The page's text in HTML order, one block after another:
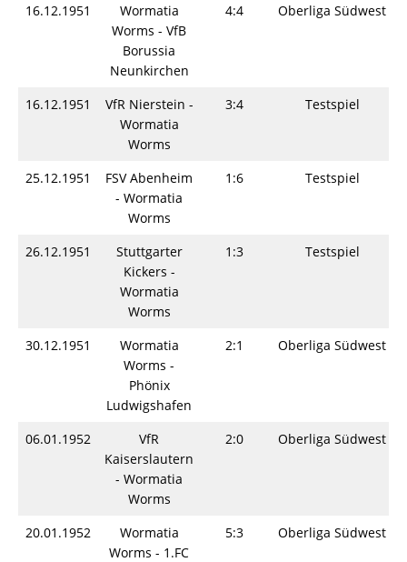
16.12.1951
Wormatia
Worms - VfB
Borussia
Neunkirchen
4:4 Oberliga Südwest
16.12.1951
VfR Nierstein -
Wormatia
Worms
3:4 Testspiel
25.12.1951
FSV Abenheim
- Wormatia
Worms
1:6 Testspiel
26.12.1951
Stuttgarter
Kickers -
Wormatia
Worms
1:3 Testspiel
30.12.1951
Wormatia
Worms -
Phönix
Ludwigshafen
2:1 Oberliga Südwest
06.01.1952
VfR
Kaiserslautern
- Wormatia
Worms
2:0 Oberliga Südwest
20.01.1952
Wormatia
Worms - 1.FC
5:3 Oberliga Südwest